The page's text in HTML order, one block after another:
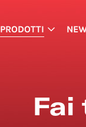
PRODOTTI
Fai